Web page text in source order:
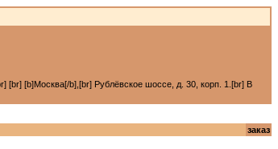
[br] [b]Москва[/b],[br] Рублёвское шоссе, д. 30, корп. 1.[br] В
заказ